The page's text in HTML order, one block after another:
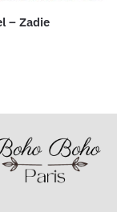
– Zadie